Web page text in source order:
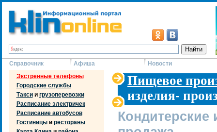
Справочник Афиша
Новости
Экстренные телефоны
Городские службы
Таксии грузоперевозки
Расписание электричек
Расписание автобусов
Гостиницыи рестораны
Пищевое
изделия-
Кондитерские